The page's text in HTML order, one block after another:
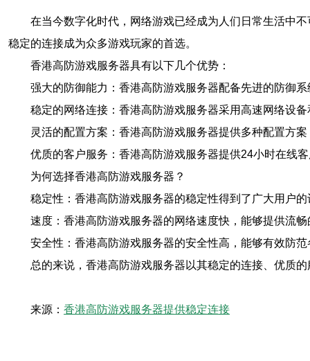
在当今数字化时代，网络游戏已经成为人们日常生活中
稳定的连接成为众多游戏玩家的首选。
香港高防游戏服务器具有以下几个优势：
强大的防御能力：香港高防游戏服务器配备先进的防御
稳定的网络连接：香港高防游戏服务器采用高速网络设
灵活的配置方案：香港高防游戏服务器提供多种配置方
优质的客户服务：香港高防游戏服务器提供24小时在线
为何选择香港高防游戏服务器？
稳定性：香港高防游戏服务器的稳定性得到了广大用户
速度：香港高防游戏服务器的网络速度快，能够提供流
安全性：香港高防游戏服务器的安全性高，能够有效防
总的来说，香港高防游戏服务器以其稳定的连接、优质
来源： 香港高防游戏服务器提供稳定连接